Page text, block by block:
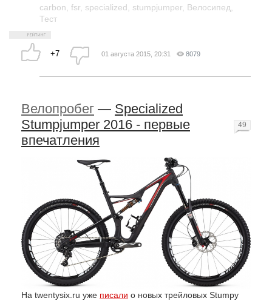
carbon fsr specialized stumpjumper Велосипед
Тест
+7 01 августа 2015, 20:31 8079
Велопробег — Specialized
Stumpjumper 2016 - первые
впечатления
На twentysix.ru уже писали о новых трейловых Stumpy
49